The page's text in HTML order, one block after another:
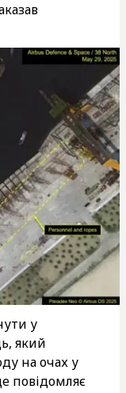
у
який
на очах у
повідомляє